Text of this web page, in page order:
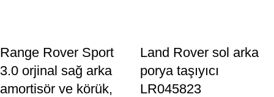
Range Rover Sport
3.0 orjinal sağ arka
amortisör ve körük,
Land Rover sol arka
porya taşıyıcı
LR045823